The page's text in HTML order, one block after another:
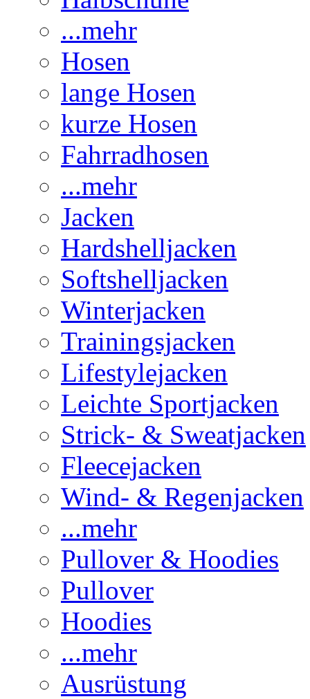
...mehr
Hosen
lange Hosen
kurze Hosen
Fahrradhosen
...mehr
Jacken
Hardshelljacken
Softshelljacken
Winterjacken
Trainingsjacken
Lifestylejacken
Leichte Sportjacken
Strick- & Sweatjacken
Fleecejacken
Wind- & Regenjacken
...mehr
Pullover & Hoodies
Pullover
Hoodies
...mehr
Ausrüstung